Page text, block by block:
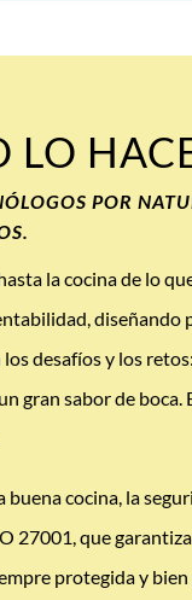
LO
POR
la cocina de lo
diseñando
desafíos y los
gran sabor de boca.
buena cocina, la
27001, que
protegida y